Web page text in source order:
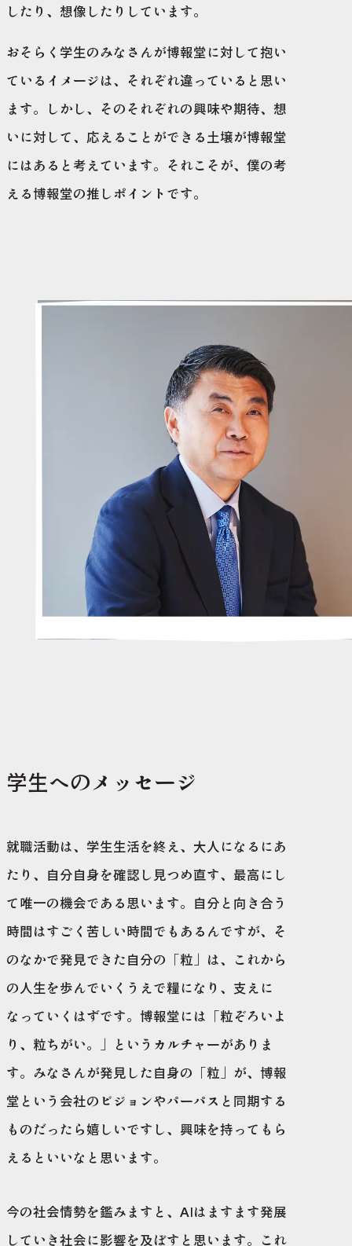
したり、想像したりしています。
おそらく学生のみなさんが博報堂に対して抱い
ているイメージは、それぞれ違っていると思い
ます。しかし、そのそれぞれの興味や期待、想
いに対して、応えることができる土壌が博報堂
にはあると考えています。それこそが、僕の考
える博報堂の推しポイントです。
学生へのメッセージ
就職活動は、学生生活を終え、大人になるにあ
たり、自分自身を確認し見つめ直す、最高にし
て唯一の機会である思います。自分と向き合う
時間はすごく苦しい時間でもあるんですが、そ
のなかで発見できた自分の「粒」は、これから
の人生を歩んでいくうえで糧になり、支えに
なっていくはずです。博報堂には「粒ぞろいよ
り、粒ちがい。」というカルチャーがありま
す。みなさんが発見した自身の「粒」が、博報
堂という会社のビジョンやパーパスと同期する
ものだったら嬉しいですし、興味を持ってもら
えるといいなと思います。​
今の社会情勢を鑑みますと、AIはますます発展
していき社会に影響を及ぼすと思います。これ